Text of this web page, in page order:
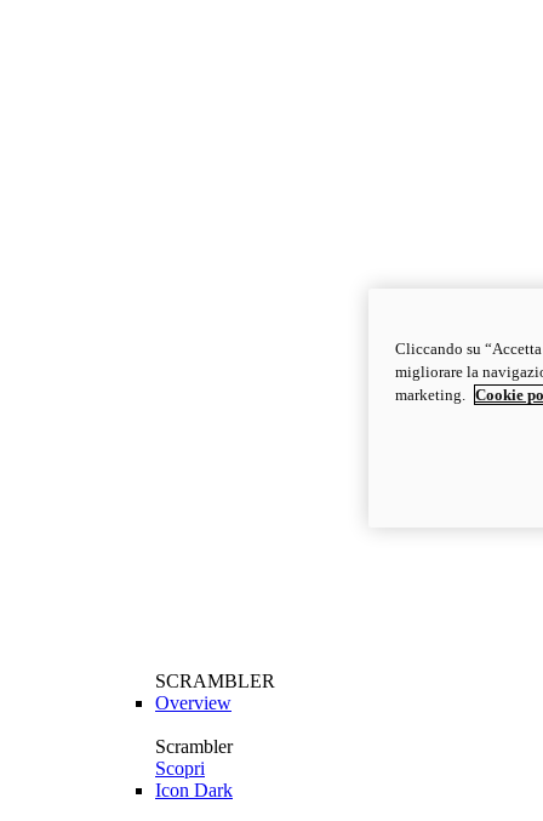
SCRAMBLER
Overview
Scrambler
Scopri
Icon Dark
Cliccando su
migliorare la
marketing.
Cookie